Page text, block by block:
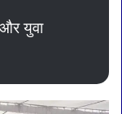
और युवा